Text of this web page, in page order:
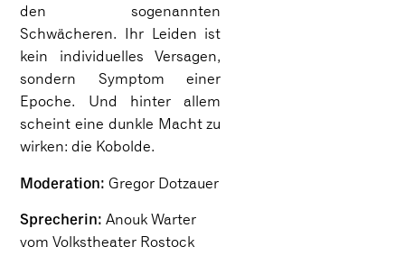
den sogenannten
Schwächeren. Ihr Leiden ist
kein individuelles Versagen,
sondern Symptom einer
Epoche. Und hinter allem
scheint eine dunkle Macht zu
wirken: die Kobolde.
Moderation: Gregor Dotzauer
Sprecherin: Anouk Warter
vom Volkstheater Rostock